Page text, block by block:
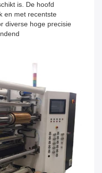
is. De hoofd
en met recentste
diverse hoge precisie